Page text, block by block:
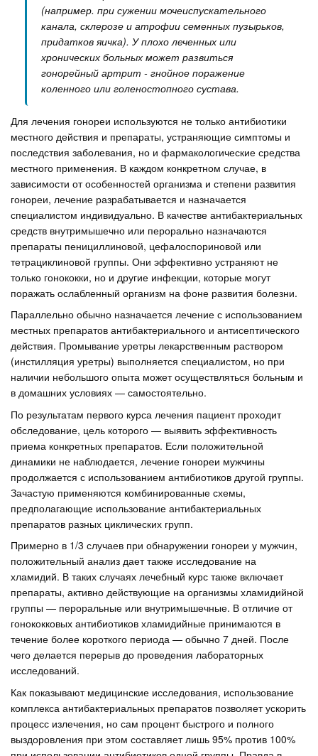
(например. при сужении мочеиспускательного
канала, склерозе и атрофии семенных пузырьков,
придатков яичка). У плохо леченных или
хронических больных может развиться
гонорейный артрит - гнойное поражение
коленного или голеностопного сустава.
Для лечения гонореи используются не только антибиотики
местного действия и препараты, устраняющие симптомы и
последствия заболевания, но и фармакологические средства
местного применения. В каждом конкретном случае, в
зависимости от особенностей организма и степени развития
гонореи, лечение разрабатывается и назначается
специалистом индивидуально. В качестве антибактериальных
средств внутримышечно или перорально назначаются
препараты пенициллиновой, цефалоспориновой или
тетрациклиновой группы. Они эффективно устраняют не
только гонококки, но и другие инфекции, которые могут
поражать ослабленный организм на фоне развития болезни.
Параллельно обычно назначается лечение с использованием
местных препаратов антибактериального и антисептического
действия. Промывание уретры лекарственным раствором
(инстилляция уретры) выполняется специалистом, но при
наличии небольшого опыта может осуществляться больным и
в домашних условиях — самостоятельно.
По результатам первого курса лечения пациент проходит
обследование, цель которого — выявить эффективность
приема конкретных препаратов. Если положительной
динамики не наблюдается, лечение гонореи мужчины
продолжается с использованием антибиотиков другой группы.
Зачастую применяются комбинированные схемы,
предполагающие использование антибактериальных
препаратов разных циклических групп.
Примерно в 1/3 случаев при обнаружении гонореи у мужчин,
положительный анализ дает также исследование на
хламидий. В таких случаях лечебный курс также включает
препараты, активно действующие на организмы хламидийной
группы — пероральные или внутримышечные. В отличие от
гонококковых антибиотиков хламидийные принимаются в
течение более короткого периода — обычно 7 дней. После
чего делается перерыв до проведения лабораторных
исследований.
Как показывают медицинские исследования, использование
комплекса антибактериальных препаратов позволяет ускорить
процесс излечения, но сам процент быстрого и полного
выздоровления при этом составляет лишь 95% против 100%